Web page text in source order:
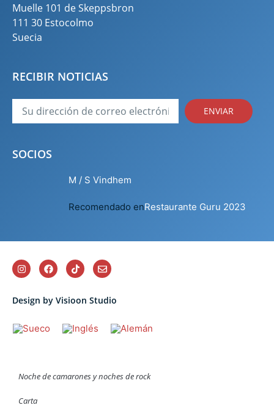
Muelle 101 de Skeppsbron
111 30 Estocolmo
Suecia
RECIBIR NOTICIAS
ENVIAR
SOCIOS
M / S Vindhem
Recomendado enRestaurante Guru 2023
Design by Visioon Studio
Noche de camarones y noches de rock
Carta